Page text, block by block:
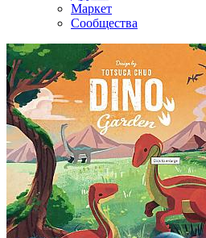
Маркет
Сообщества